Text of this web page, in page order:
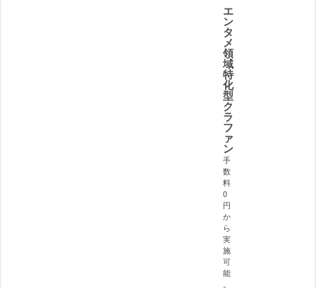
エ
ン
タ
メ
領
域
特
化
型
ク
ラ
フ
ァ
ン
手
数
料
0
円
か
ら
実
施
可
能